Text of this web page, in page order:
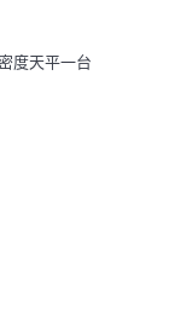
度天平一台